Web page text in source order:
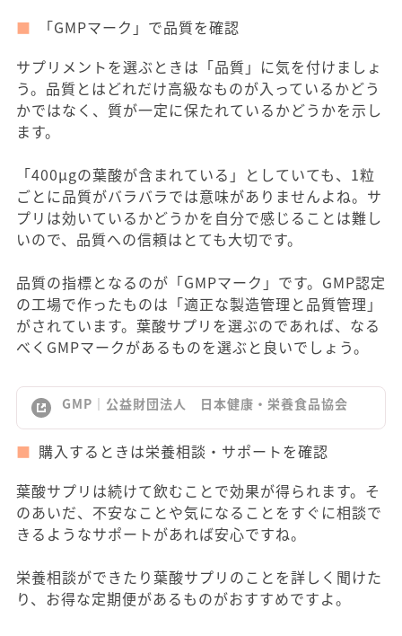
「GMPマーク」で品質を確認
サプリメントを選ぶときは「品質」に気を付けましょ
う。品質とはどれだけ高級なものが入っているかどう
かではなく、質が一定に保たれているかどうかを示し
ます。
「400μgの葉酸が含まれている」としていても、1粒
ごとに品質がバラバラでは意味がありませんよね。サ
プリは効いているかどうかを自分で感じることは難し
いので、品質への信頼はとても大切です。
品質の指標となるのが「GMPマーク」です。GMP認定
の工場で作ったものは「適正な製造管理と品質管理」
がされています。葉酸サプリを選ぶのであれば、なる
べくGMPマークがあるものを選ぶと良いでしょう。
GMP｜公益財団法人 日本健康・栄養食品協会
購入するときは栄養相談・サポートを確認
葉酸サプリは続けて飲むことで効果が得られます。そ
のあいだ、不安なことや気になることをすぐに相談で
きるようなサポートがあれば安心ですね。
栄養相談ができたり葉酸サプリのことを詳しく聞けた
り、お得な定期便があるものがおすすめですよ。